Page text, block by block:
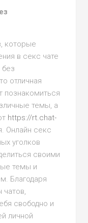
которые
в секс чате
отличная
познакомиться
темы, а
https://rt.chat-
Онлайн секс
уголков
своими
темы и
Благодаря
чатов,
свободно и
личной